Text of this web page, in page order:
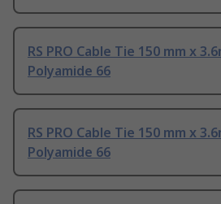
RS PRO Cable Tie 150 mm x
Polyamide 66
RS PRO Cable Tie 150 mm x
Polyamide 66